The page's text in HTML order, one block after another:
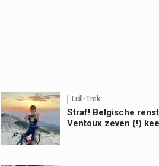
Lidl-Trek
Straf! Belgische
Ventoux zeven (!)